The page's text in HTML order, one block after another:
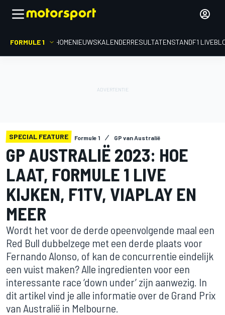
FORMULE 1 HOMENIEUWSKALENDERRESULTATENSTANDF1
SPECIAL FEATURE Formule 1 GP van Australië
GP AUSTRALIË 2023: HOE
LAAT, FORMULE 1 LIVE
KIJKEN, F1TV, VIAPLAY EN
MEER
Wordt het voor de derde opeenvolgende maal een
Red Bull dubbelzege met een derde plaats voor
Fernando Alonso, of kan de concurrentie eindelijk
een vuist maken? Alle ingredienten voor een
interessante race ‘down under’ zijn aanwezig. In
dit artikel vind je alle informatie over de Grand Prix
van Australië in Melbourne.